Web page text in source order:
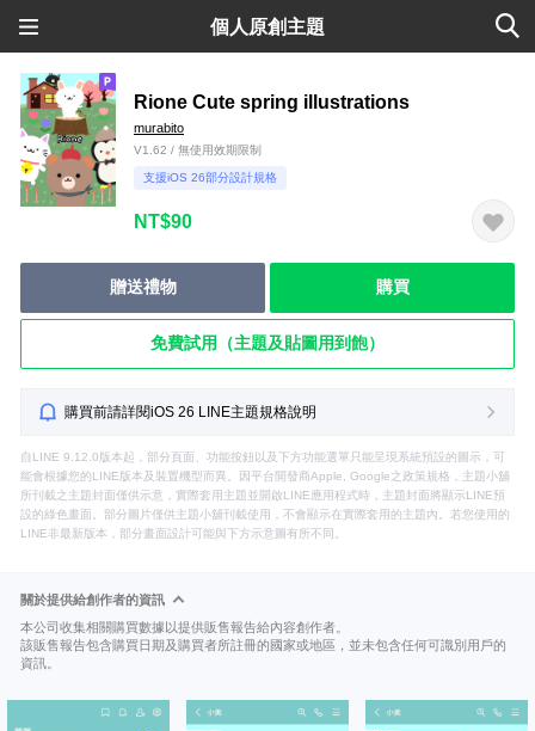
個人原創主題
Rione Cute spring illustrations
murabito
V1.62 / 無使用效期限制
支援iOS 26部分設計規格
NT$90
贈送禮物 購買
免費試用（主題及貼圖用到飽）
購買前請詳閱iOS 26 LINE主題規格說明
自LINE 9.12.0版本起，部分頁面、功能按鈕以及下方功能選單只能呈現系統預設的圖示，可
能會根據您的LINE版本及裝置機型而異。因平台開發商Apple, Google之政策規格，主題小舖
所刊載之主題封面僅供示意，實際套用主題並開啟LINE應用程式時，主題封面將顯示LINE預
設的綠色畫面。部分圖片僅供主題小舖刊載使用，不會顯示在實際套用的主題內。若您使用的
LINE非最新版本，部分畫面設計可能與下方示意圖有所不同。
關於提供給創作者的資訊
本公司收集相關購買數據以提供販售報告給內容創作者。
該販售報告包含購買日期及購買者所註冊的國家或地區，並未包含任何可識別用戶的
資訊。